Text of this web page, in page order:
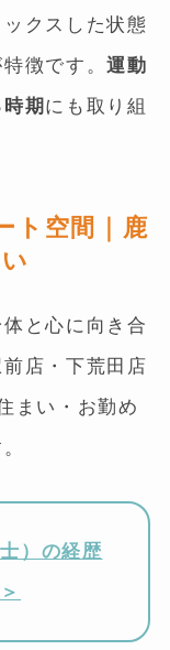
クスした状態
徴です。運動
期 にも取り組
ト空間｜鹿
と心に向き合
店・下荒田店
まい・お勤め
）の経歴